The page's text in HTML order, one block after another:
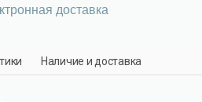
доставка
Наличие и доставка